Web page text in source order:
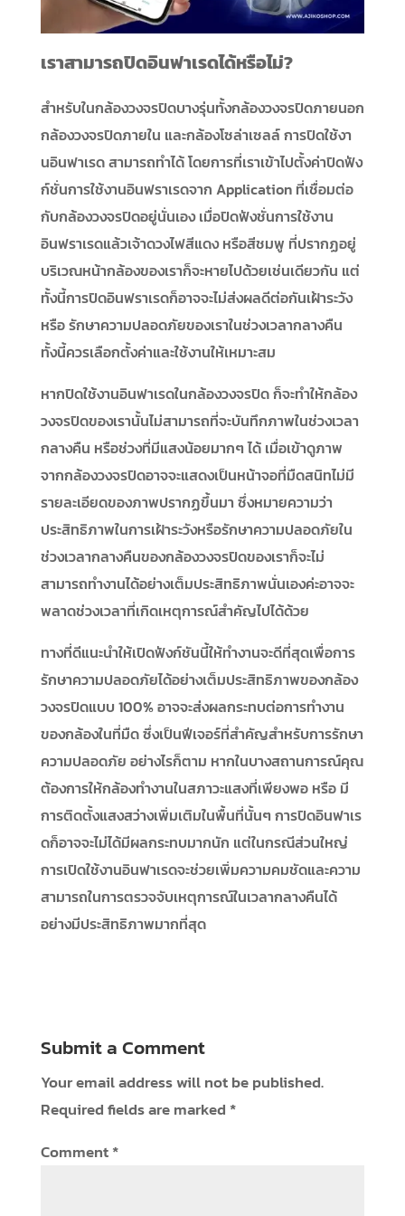
เราสามารถปิดอินฟาเรดได้หรือไม่?
สำหรับในกล้องวงจรปิดบางรุ่นทั้งกล้องวงจรปิดภายนอก
กล้องวงจรปิดภายใน และกล้องโซล่าเซลล์ การปิดใช้งา
นอินฟาเรด สามารถทำได้ โดยการที่เราเข้าไปตั้งค่าปิดฟัง
ก์ชั่นการใช้งานอินฟราเรดจาก Application ที่เชื่อมต่อ
กับกล้องวงจรปิดอยู่นั่นเอง เมื่อปิดฟังชั่นการใช้งาน
อินฟราเรดแล้วเจ้าดวงไฟสีแดง หรือสีชมพู ที่ปรากฏอยู่
บริเวณหน้ากล้องของเราก็จะหายไปด้วยเช่นเดียวกัน แต่
ทั้งนี้การปิดอินฟราเรดก็อาจจะไม่ส่งผลดีต่อกันเฝ้าระวัง
หรือ รักษาความปลอดภัยของเราในช่วงเวลากลางคืน
ทั้งนี้ควรเลือกตั้งค่าและใช้งานให้เหมาะสม
หากปิดใช้งานอินฟาเรดในกล้องวงจรปิด ก็จะทำให้กล้อง
วงจรปิดของเรานั้นไม่สามารถที่จะบันทึกภาพในช่วงเวลา
กลางคืน หรือช่วงที่มีแสงน้อยมากๆ ได้ เมื่อเข้าดูภาพ
จากกล้องวงจรปิดอาจจะแสดงเป็นหน้าจอที่มืดสนิทไม่มี
รายละเอียดของภาพปรากฏขึ้นมา ซึ่งหมายความว่า
ประสิทธิภาพในการเฝ้าระวังหรือรักษาความปลอดภัยใน
ช่วงเวลากลางคืนของกล้องวงจรปิดของเราก็จะไม่
สามารถทำงานได้อย่างเต็มประสิทธิภาพนั่นเองค่ะอาจจะ
พลาดช่วงเวลาที่เกิดเหตุการณ์สำคัญไปได้ด้วย
ทางที่ดีแนะนำให้เปิดฟังก์ชันนี้ให้ทำงานจะดีที่สุดเพื่อการ
รักษาความปลอดภัยได้อย่างเต็มประสิทธิภาพของกล้อง
วงจรปิดแบบ 100% อาจจะส่งผลกระทบต่อการทำงาน
ของกล้องในที่มืด ซึ่งเป็นฟีเจอร์ที่สำคัญสำหรับการรักษา
ความปลอดภัย อย่างไรก็ตาม หากในบางสถานการณ์คุณ
ต้องการให้กล้องทำงานในสภาวะแสงที่เพียงพอ หรือ มี
การติดตั้งแสงสว่างเพิ่มเติมในพื้นที่นั้นๆ การปิดอินฟาเร
ดก็อาจจะไม่ได้มีผลกระทบมากนัก แต่ในกรณีส่วนใหญ่
การเปิดใช้งานอินฟาเรดจะช่วยเพิ่มความคมชัดและความ
สามารถในการตรวจจับเหตุการณ์ในเวลากลางคืนได้
อย่างมีประสิทธิภาพมากที่สุด
Submit a Comment
Your email address will not be published.
Required fields are marked *
Comment*